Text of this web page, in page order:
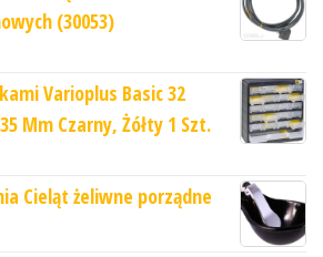
(30053)
Varioplus Basic 32
Mm Czarny, Żółty 1 Szt.
Cieląt żeliwne porządne